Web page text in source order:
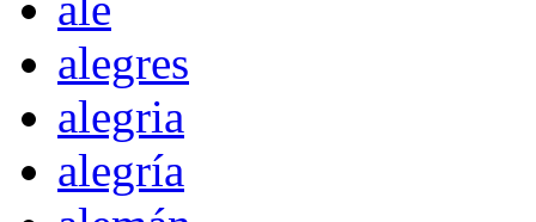
alegres
alegria
alegría